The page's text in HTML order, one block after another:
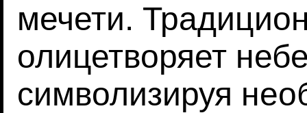
мечети.
олицетворяет
символизируя